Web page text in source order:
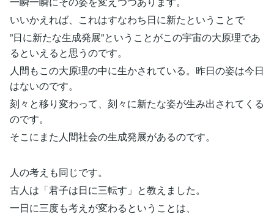
いいかえれば、これはすなわち日に新たということで
”日に新たな生成発展”ということがこの宇宙の大原理であ
るといえると思うのです。
人間もこの大原理の中に生かされている。昨日の姿は今日
はないのです。
刻々と移り変わって、刻々に新たな姿が生み出されてくる
のです。
そこにまた人間社会の生成発展があるのです。
人の考えも同じです。
古人は「君子は日に三転す」と教えました。
一日に三度も考えが変わるということは、